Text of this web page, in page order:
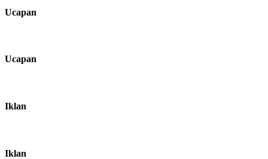
Ucapan
Ucapan
Iklan
Iklan